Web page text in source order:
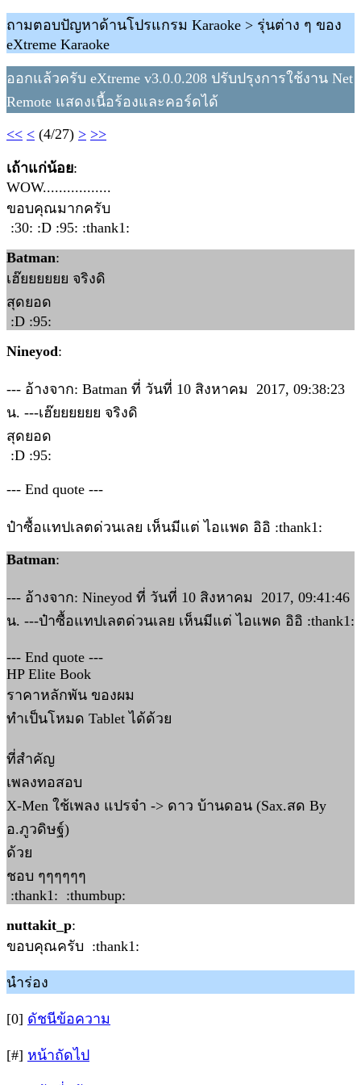
ถามตอบปัญหาด้านโปรแกรม Karaoke > รุ่นต่าง ๆ ของ
eXtreme Karaoke
ออกแล้วครับ eXtreme v3.0.0.208 ปรับปรุงการใช้งาน Net
Remote แสดงเนื้อร้องและคอร์ดได้
<< < (4/27) > >>
เถ้าแก่น้อย:
WOW.................
ขอบคุณมากครับ
:30: :D :95: :thank1:
Batman:
เฮ๊ยยยยยย จริงดิ
สุดยอด
:D :95:
Nineyod:
--- อ้างจาก: Batman ที่ วันที่ 10 สิงหาคม 2017, 09:38:23
น. ---เฮ๊ยยยยยย จริงดิ
สุดยอด
:D :95:
--- End quote ---
ป๋าซื้อแทปเลตด่วนเลย เห็นมีแต่ ไอแพด อิอิ :thank1:
Batman:
--- อ้างจาก: Nineyod ที่ วันที่ 10 สิงหาคม 2017, 09:41:46
น. ---ป๋าซื้อแทปเลตด่วนเลย เห็นมีแต่ ไอแพด อิอิ :thank1:
--- End quote ---
HP Elite Book
ราคาหลักพัน ของผม
ทำเป็นโหมด Tablet ได้ด้วย
ที่สำคัญ
เพลงทอสอบ
X-Men ใช้เพลง แปรจ๋า -> ดาว บ้านดอน (Sax.สด By
อ.ภูวดิษฐ์)
ด้วย
ชอบ ๆๆๆๆๆๆ
:thank1: :thumbup:
nuttakit_p:
ขอบคุณครับ :thank1:
นำร่อง
[0] ดัชนีข้อความ
[#] หน้าถัดไป